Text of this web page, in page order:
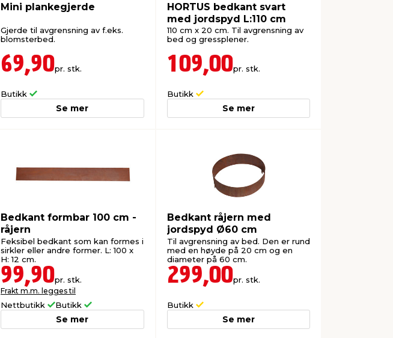
Mini plankegjerde
Gjerde til avgrensning av f.eks.
blomsterbed.
69,90pr. stk.
Butikk
Se mer
HORTUS bedkant svart
med jordspyd L:110 cm
110 cm x 20 cm. Til avgrensning av
bed og gressplener.
109,00pr. stk.
Butikk
Se mer
Bedkant formbar 100 cm -
råjern
Feksibel bedkant som kan formes i
sirkler eller andre former. L: 100 x
H: 12 cm.
99,90pr. stk.
Frakt m.m. legges til
Nettbutikk Butikk
Se mer
Bedkant råjern med
jordspyd Ø60 cm
Til avgrensning av bed. Den er rund
med en høyde på 20 cm og en
diameter på 60 cm.
299,00pr. stk.
Butikk
Se mer